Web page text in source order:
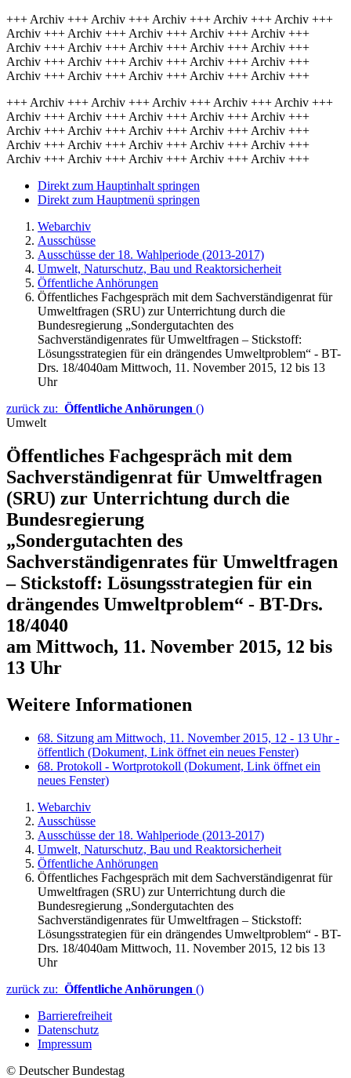
+++ Archiv +++ Archiv +++ Archiv +++ Archiv +++ Archiv +++
Archiv +++ Archiv +++ Archiv +++ Archiv +++ Archiv +++
Archiv +++ Archiv +++ Archiv +++ Archiv +++ Archiv +++
Archiv +++ Archiv +++ Archiv +++ Archiv +++ Archiv +++
Archiv +++ Archiv +++ Archiv +++ Archiv +++ Archiv +++
+++ Archiv +++ Archiv +++ Archiv +++ Archiv +++ Archiv +++
Archiv +++ Archiv +++ Archiv +++ Archiv +++ Archiv +++
Archiv +++ Archiv +++ Archiv +++ Archiv +++ Archiv +++
Archiv +++ Archiv +++ Archiv +++ Archiv +++ Archiv +++
Archiv +++ Archiv +++ Archiv +++ Archiv +++ Archiv +++
Direkt zum Hauptinhalt springen
Direkt zum Hauptmenü springen
Webarchiv
Ausschüsse
Ausschüsse der 18. Wahlperiode (2013-2017)
Umwelt, Naturschutz, Bau und Reaktorsicherheit
Öffentliche Anhörungen
Öffentliches Fachgespräch mit dem Sachverständigenrat für
Umweltfragen (SRU) zur Unterrichtung durch die
Bundesregierung „Sondergutachten des
Sachverständigenrates für Umweltfragen – Stickstoff:
Lösungsstrategien für ein drängendes Umweltproblem“ - BT-
Drs. 18/4040am Mittwoch, 11. November 2015, 12 bis 13
Uhr
zurück zu: Öffentliche Anhörungen ()
Umwelt
Öffentliches Fachgespräch mit dem
Sachverständigenrat für Umweltfragen
(SRU) zur Unterrichtung durch die
Bundesregierung
„Sondergutachten des
Sachverständigenrates für Umweltfragen
– Stickstoff: Lösungsstrategien für ein
drängendes Umweltproblem“ - BT-Drs.
18/4040
am Mittwoch, 11. November 2015, 12 bis
13 Uhr
Weitere Informationen
68. Sitzung am Mittwoch, 11. November 2015, 12 - 13 Uhr -
öffentlich (Dokument, Link öffnet ein neues Fenster)
68. Protokoll - Wortprotokoll (Dokument, Link öffnet ein
neues Fenster)
Webarchiv
Ausschüsse
Ausschüsse der 18. Wahlperiode (2013-2017)
Umwelt, Naturschutz, Bau und Reaktorsicherheit
Öffentliche Anhörungen
Öffentliches Fachgespräch mit dem Sachverständigenrat für
Umweltfragen (SRU) zur Unterrichtung durch die
Bundesregierung „Sondergutachten des
Sachverständigenrates für Umweltfragen – Stickstoff:
Lösungsstrategien für ein drängendes Umweltproblem“ - BT-
Drs. 18/4040am Mittwoch, 11. November 2015, 12 bis 13
Uhr
zurück zu: Öffentliche Anhörungen ()
Barrierefreiheit
Datenschutz
Impressum
© Deutscher Bundestag